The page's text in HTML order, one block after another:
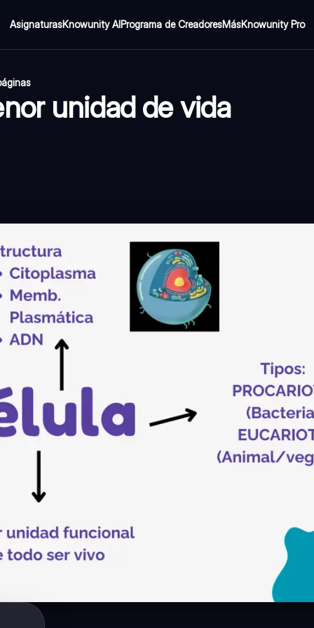
AsignaturasKnowunity AIPrograma de CreadoresMásKnowunity Pro
unidad de vida